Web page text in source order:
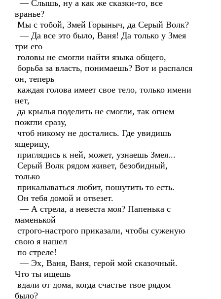
— Слышь, ну а как же сказки-то, все
вранье?
Мы с тобой, Змей Горыныч, да Серый Волк?
— Да все это было, Ваня! Да только у Змея
три его
головы не смогли найти языка общего,
борьба за власть, понимаешь? Вот и распался
он, теперь
каждая голова имеет свое тело, только имени
нет,
да крылья поделить не смогли, так огнем
пожгли сразу,
чтоб никому не достались. Где увидишь
ящерицу,
приглядись к ней, может, узнаешь Змея...
Серый Волк рядом живет, безобидный,
только
прикалываться любит, пошутить то есть.
Он тебя домой и отвезет.
— А стрела, а невеста моя? Папенька с
маменькой
строго-настрого приказали, чтобы суженую
свою я нашел
по стреле!
— Эх, Ваня, Ваня, герой мой сказочный.
Что ты ищешь
вдали от дома, когда счастье твое рядом
было?